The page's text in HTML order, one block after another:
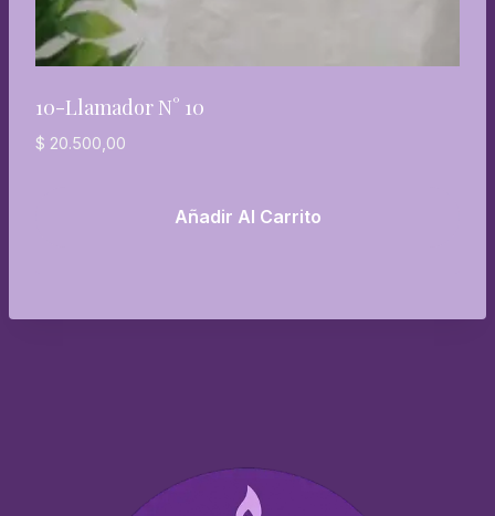
10-Llamador N° 10
$ 20.500,00
Añadir Al Carrito